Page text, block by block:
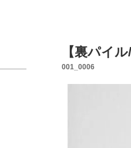
【裏パイ
001_0006